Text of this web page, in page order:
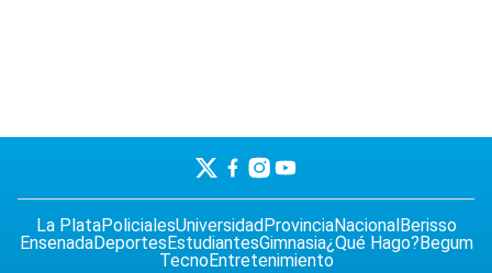
La PlataPolicialesUniversidad ProvinciaNacional Berisso
EnsenadaDeportes EstudiantesGimnasia¿Qué Hago? Begum
TecnoEntretenimiento